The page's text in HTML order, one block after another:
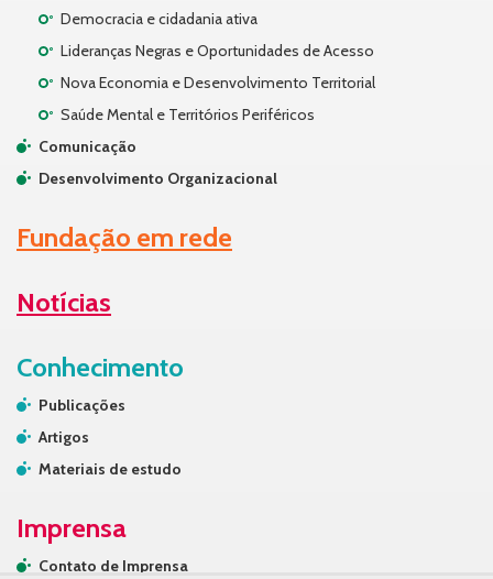
Democracia e cidadania ativa
Lideranças Negras e Oportunidades de Acesso
Nova Economia e Desenvolvimento Territorial
Saúde Mental e Territórios Periféricos
Comunicação
Desenvolvimento Organizacional
Fundação em rede
Notícias
Conhecimento
Publicações
Artigos
Materiais de estudo
Imprensa
Contato de Imprensa